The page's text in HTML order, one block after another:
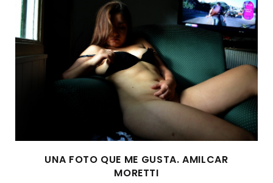
UNA FOTO QUE ME GUSTA. AMILCAR
MORETTI